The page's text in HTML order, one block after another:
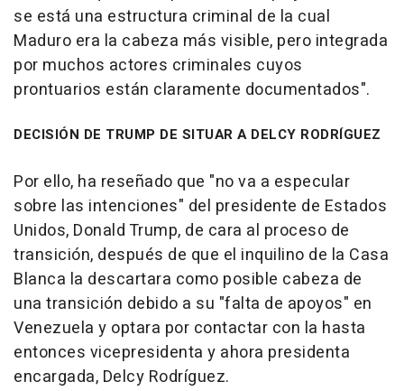
se está una estructura criminal de la cual
Maduro era la cabeza más visible, pero integrada
por muchos actores criminales cuyos
prontuarios están claramente documentados".
DECISIÓN DE TRUMP DE SITUAR A DELCY RODRÍGUEZ
Por ello, ha reseñado que "no va a especular
sobre las intenciones" del presidente de Estados
Unidos, Donald Trump, de cara al proceso de
transición, después de que el inquilino de la Casa
Blanca la descartara como posible cabeza de
una transición debido a su "falta de apoyos" en
Venezuela y optara por contactar con la hasta
entonces vicepresidenta y ahora presidenta
encargada, Delcy Rodríguez.